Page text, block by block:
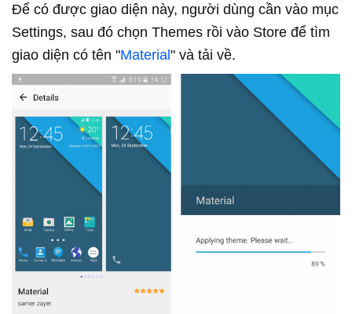
Để có được giao diện này, người dùng cần vào mục
Settings, sau đó chọn Themes rồi vào Store để tìm
giao diện có tên "Material" và tải về.